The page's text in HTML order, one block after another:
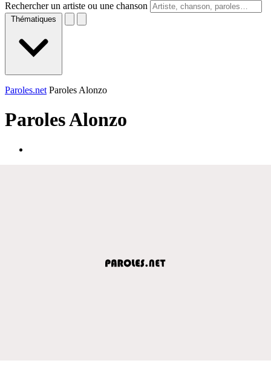
Rechercher un artiste ou une chanson
Thématiques
Paroles.net Paroles Alonzo
ParolesAlonzo